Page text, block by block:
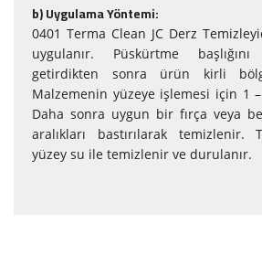
b) Uy­gu­la­ma Yön­te­mi:
0401 Terma Clean JC Derz
uygulanır. Püskürtme
getirdikten sonra ürün kirli
Malzemenin yüzeye işlemesi için 1
Daha sonra uygun bir fırça veya
aralıkları bastırılarak temizlenir.
yüzey su ile temizlenir ve durulanır.